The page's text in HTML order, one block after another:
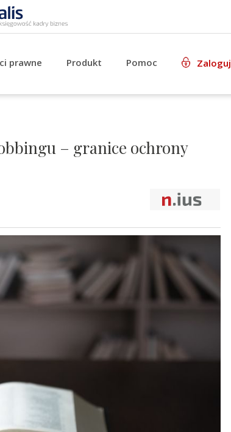
prawne Produkt Pomoc Zaloguj
– granice ochrony